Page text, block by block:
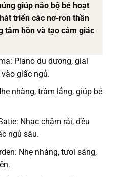
giúp não bộ bé hoạt
triển các nơ-ron thần
tâm hồn và tạo cảm giác
Piano du dương, giai
giấc ngủ.
nhàng, trầm lắng, giúp bé
Nhạc chậm rãi, đều
ngủ sâu.
Nhẹ nhàng, tươi sáng,